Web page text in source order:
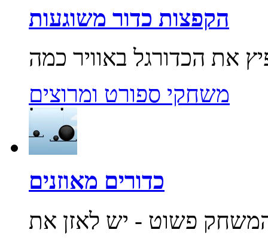
הקפצות כדור משוגעות
משחקי ספורט ומרוצים
כדורים מאוזנים